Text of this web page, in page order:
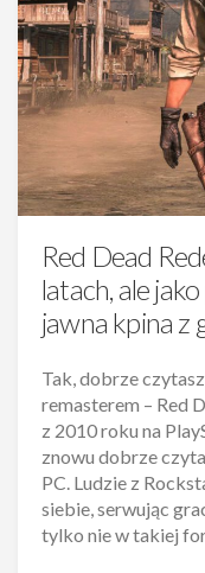
Red Dead
latach, ale
jawna kpina z
Tak, dobrze
remasterem – Red
z 2010 roku na
znowu dobrze
PC. Ludzie z
siebie, serwując
tylko nie w takiej